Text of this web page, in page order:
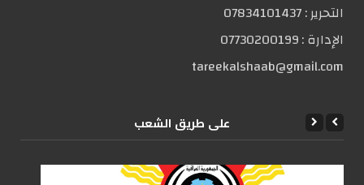
التحریر :07834101437
الإدارة :07730200199
tareekalshaab@gmail.com
علی طریق الشعب